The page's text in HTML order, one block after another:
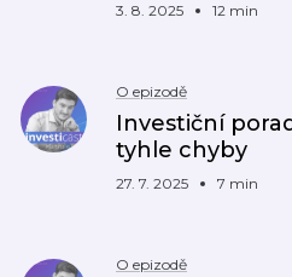
3. 8. 2025 12 min
O epizodě
Investiční
tyhle chyby
27. 7. 2025 7 min
O epizodě